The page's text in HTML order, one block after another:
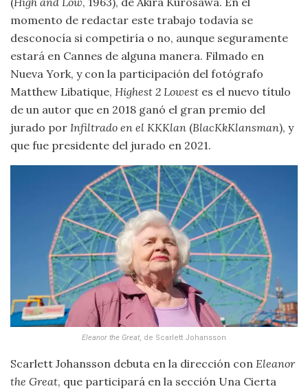
momento de redactar este trabajo todavía se
desconocía si competiría o no, aunque seguramente
estará en Cannes de alguna manera. Filmado en
Nueva York, y con la participación del fotógrafo
Matthew Libatique, Highest 2 Lowest es el nuevo título
de un autor que en 2018 ganó el gran premio del
jurado por Infiltrado en el KKKlan (BlacKkKlansman), y
que fue presidente del jurado en 2021.
Eleanor the Great, de Scarlett Johansson
Scarlett Johansson debuta en la dirección con Eleanor
the Great, que participará en la sección Una Cierta